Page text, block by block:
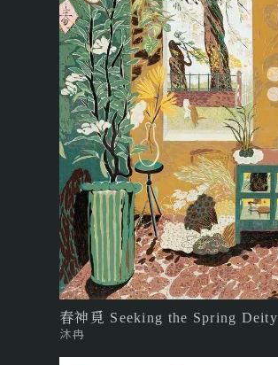
春神覓 Seeking the Spring Deity
沐冉